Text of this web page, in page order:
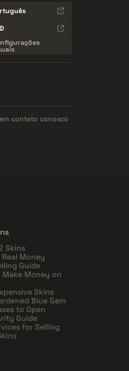
contato conosco
Skins
Money
Guide
Make Money on
Skins
Blue Gem
to Open
Guide
for Selling